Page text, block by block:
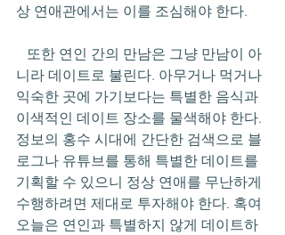
상 연애관에서는 이를 조심해야 한다.
니라 데이트로 불린다. 아무거나 먹거나
익숙한 곳에 가기보다는 특별한 음식과
이색적인 데이트 장소를 물색해야 한다.
정보의 홍수 시대에 간단한 검색으로 블
로그나 유튜브를 통해 특별한 데이트를
기획할 수 있으니 정상 연애를 무난하게
수행하려면 제대로 투자해야 한다. 혹여
오늘은 연인과 특별하지 않게 데이트하